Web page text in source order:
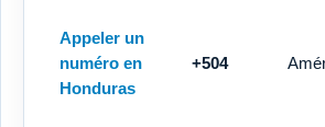
Appeler un
numéro en
Honduras
+504